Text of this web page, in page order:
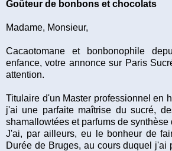
Goûteur de bonbons et chocolats
Madame, Monsieur,
Cacaotomane et bonbonophile
enfance, votre annonce sur Paris
attention.
Titulaire d'un Master professionnel en
j'ai une parfaite maîtrise du sucré,
shamallowtées et parfums de synthèse
J'ai, par ailleurs, eu le bonheur de
Durée de Bruges, au cours duquel j'ai